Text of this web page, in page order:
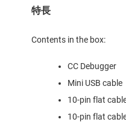
特長
Contents in the box:
CC Debugger
Mini USB cable
10-pin flat
10-pin flat